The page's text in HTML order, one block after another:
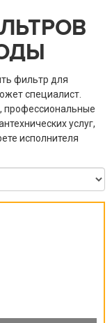
фильтр для
специалист.
профессиональные
услуг,
исполнителя